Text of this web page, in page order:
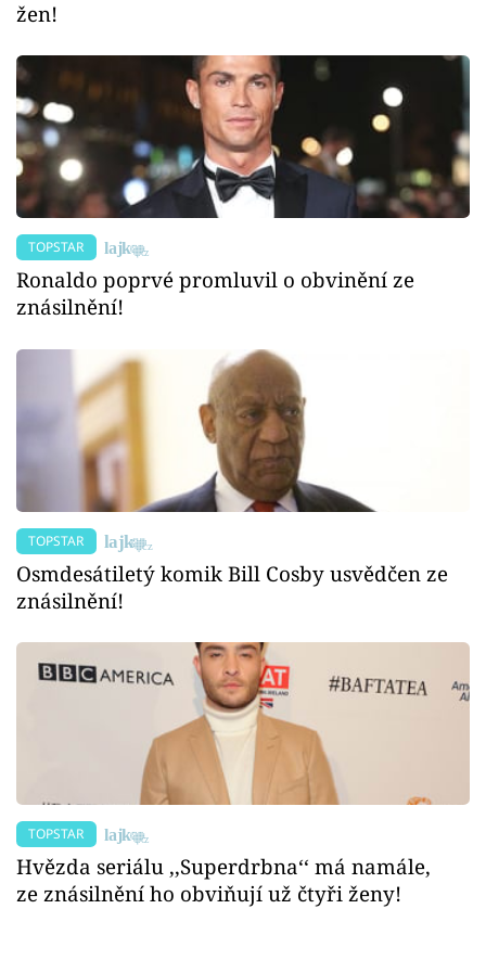
žen!
TOPSTAR
Ronaldo poprvé promluvil o obvinění ze
znásilnění!
TOPSTAR
Osmdesátiletý komik Bill Cosby usvědčen ze
znásilnění!
TOPSTAR
Hvězda seriálu ‚‚Superdrbna‘‘ má namále,
ze znásilnění ho obviňují už čtyři ženy!